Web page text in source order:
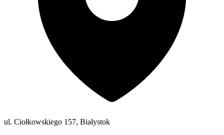
ul. Ciołkowskiego 157, Białystok